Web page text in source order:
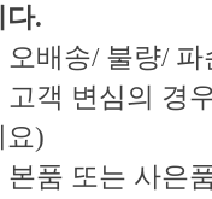
다.
오배송/ 불량/
고객 변심의 경
요)
본품 또는 사은